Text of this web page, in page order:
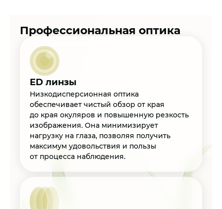
Профессиональная оптика
ED линзы
Низкодисперсионная оптика
обеспечивает чистый обзор от края
до края окуляров и повышенную резкость
изображения. Она минимизирует
нагрузку на глаза, позволяя получить
максимум удовольствия и пользы
от процесса наблюдения.